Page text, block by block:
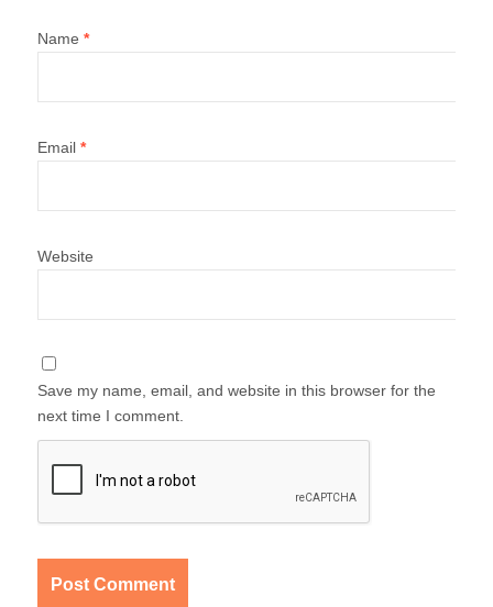
Name *
Email *
Website
Save my name, email, and website in this browser for the
next time I comment.